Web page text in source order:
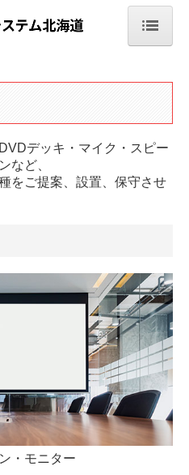
ター
保守
デッキ・マイク・スピー
など、
をご提案、設置、保守させ
・モニター